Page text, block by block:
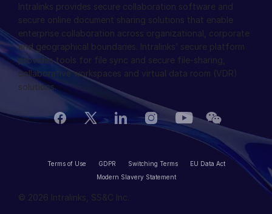
Intralinks provides secure collaboration software and
secure online document sharing solutions that enable
enterprise collaboration across organizational, corporate
and geographical boundaries. Intralinks’ secure platform
provides tools for file sync and secure file-sharing,
collaborative workspaces and virtual data room (VDR)
solutions.
Terms of Use GDPR Switching Terms
EU Data Act
Modern Slavery Statement
© 2026 Intralinks, SS&C Inc.